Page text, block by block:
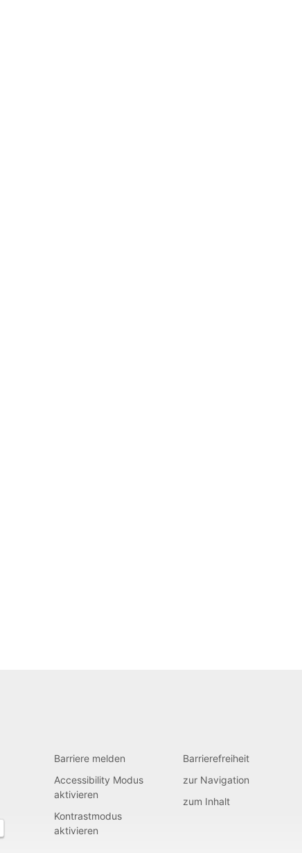
Barriere melden
Accessibility Modus
aktivieren
Kontrastmodus
aktivieren
Barrierefreiheit
zur Navigation
zum Inhalt